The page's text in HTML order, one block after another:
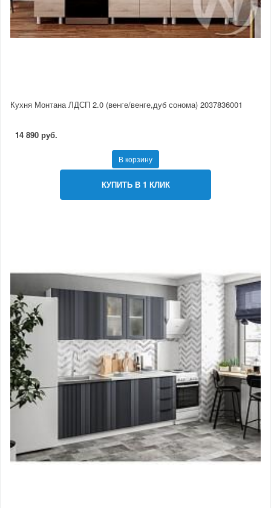
Кухня Монтана ЛДСП 2.0 (венге/венге,дуб сонома) 2037836001
14 890 руб.
В корзину
КУПИТЬ В 1 КЛИК